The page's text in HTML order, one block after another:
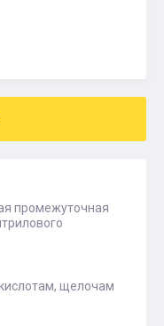
промежуточная
щелочам